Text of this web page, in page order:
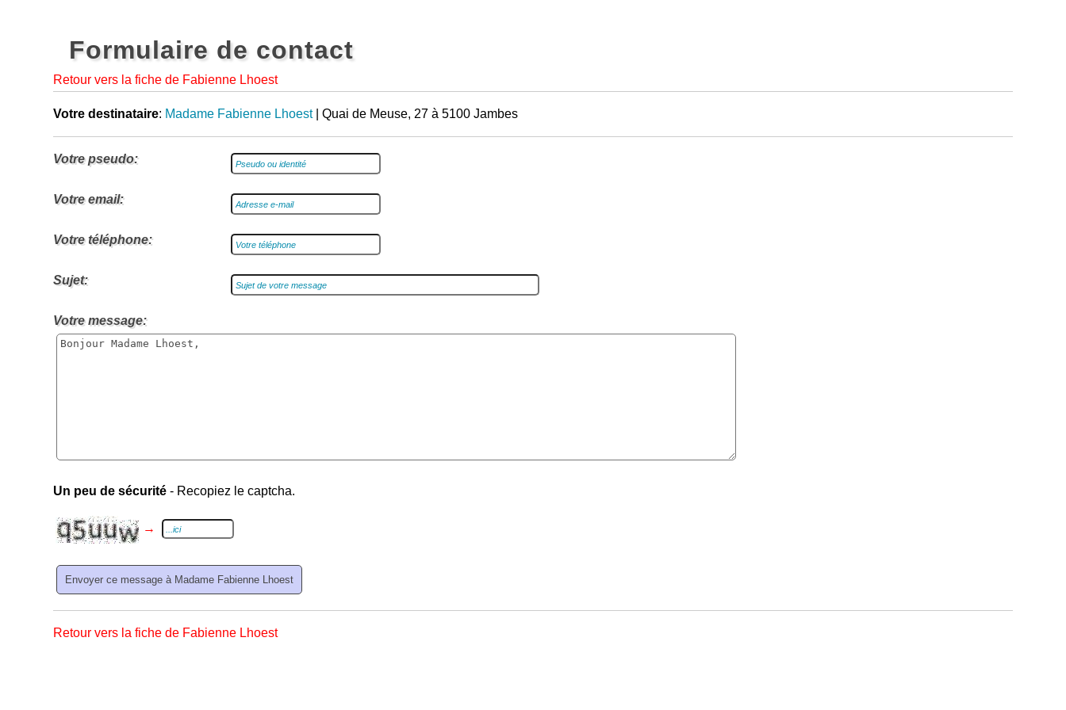
Formulaire de contact
Retour vers la fiche de Fabienne Lhoest
Votre destinataire: Madame Fabienne Lhoest| Quai de Meuse, 27 à 5100 Jambes
Votre pseudo:
Votre email:
Votre téléphone:
Sujet:
Votre message:
Un peu de sécurité - Recopiez le captcha.
→
Retour vers la fiche de Fabienne Lhoest